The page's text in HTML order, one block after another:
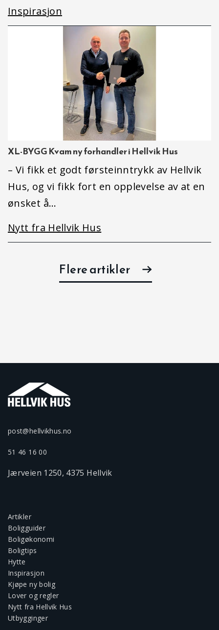
Inspirasjon
XL-BYGG Kvam ny forhandler i Hellvik Hus
– Vi fikk et godt førsteinntrykk av Hellvik
Hus, og vi fikk fort en opplevelse av at en
ønsket å…
Nytt fra Hellvik Hus
Flere artikler
post@hellvikhus.no
51 46 16 00
Jærveien 1250, 4375 Hellvik
Artikler
Boligguider
Boligøkonomi
Boligtips
Hytte
Inspirasjon
Kjøpe ny bolig
Lover og regler
Nytt fra Hellvik Hus
Utbygginger